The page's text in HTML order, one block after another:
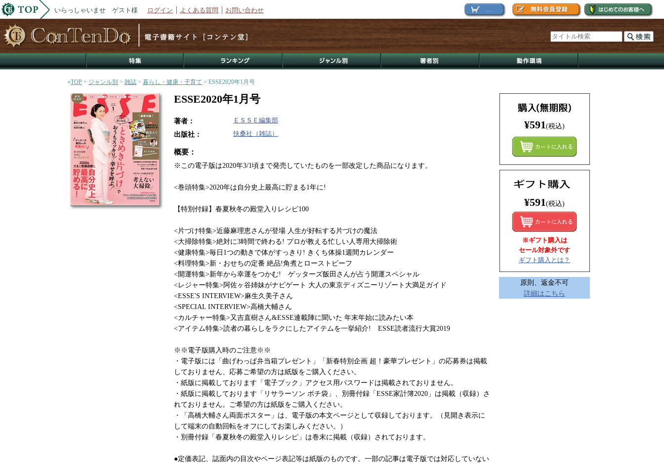
いらっしゃいませ ゲスト様 ログイン よくある質問 お問い合わせ
»TOP > ジャンル別 > 雑誌 > 暮らし・健康・子育て > ESSE2020年1月号
ESSE2020年1月号
著者： ＥＳＳＥ編集部
出版社： 扶桑社（雑誌）
概要：
※この電子版は2020年3/1頃まで発売していたものを一部改定した商品になります。
<巻頭特集>2020年は自分史上最高に貯まる1年に!
【特別付録】春夏秋冬の殿堂入りレシピ100
<片づけ特集>近藤麻理恵さんが登場 人生が好転する片づけの魔法
<大掃除特集>絶対に3時間で終わる! プロが教える忙しい人専用大掃除術
<健康特集>毎日1つの動きで体がすっきり! きくち体操1週間カレンダー
<料理特集>新・おせちの定番 絶品!角煮とローストビーフ
<開運特集>新年から幸運をつかむ! ゲッターズ飯田さんが占う開運スペシャル
<レジャー特集>阿佐ヶ谷姉妹がナビゲート 大人の東京ディズニーリゾート大満足ガイド
<ESSE'S INTERVIEW>麻生久美子さん
<SPECIAL INTERVIEW>高橋大輔さん
<カルチャー特集>又吉直樹さん&ESSE連載陣に聞いた 年末年始に読みたい本
<アイテム特集>読者の暮らしをラクにしたアイテムを一挙紹介! ESSE読者流行大賞2019
※※電子版購入時のご注意※※
・電子版には「曲げわっぱ弁当箱プレゼント」「新春特別企画 超！豪華プレゼント」の応募券は掲載
しておりません、応募ご希望の方は紙版をご購入ください。
・紙版に掲載しております「電子ブック」アクセス用パスワードは掲載されておりません。
・紙版に掲載しております「リサラーソン ポチ袋」、別冊付録「ESSE家計簿2020」は掲載（収録）さ
れておりません。ご希望の方は紙版をご購入ください。
・「高橋大輔さん両面ポスター」は、電子版の本文ページとして収録しております。（見開き表示に
して端末の自動回転をオフにしてお楽しみください。）
・別冊付録「春夏秋冬の殿堂入りレシピ」は巻末に掲載（収録）されております。
●定価表記、誌面内の目次やページ表記等は紙版のものです。一部の記事は電子版では対応していない
¥591(税込)
¥591(税込)
※ギフト購入は
セール対象外です
ギフト購入とは？
原則、返金不可
詳細はこちら